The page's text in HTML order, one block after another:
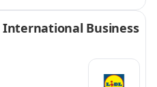
International Business